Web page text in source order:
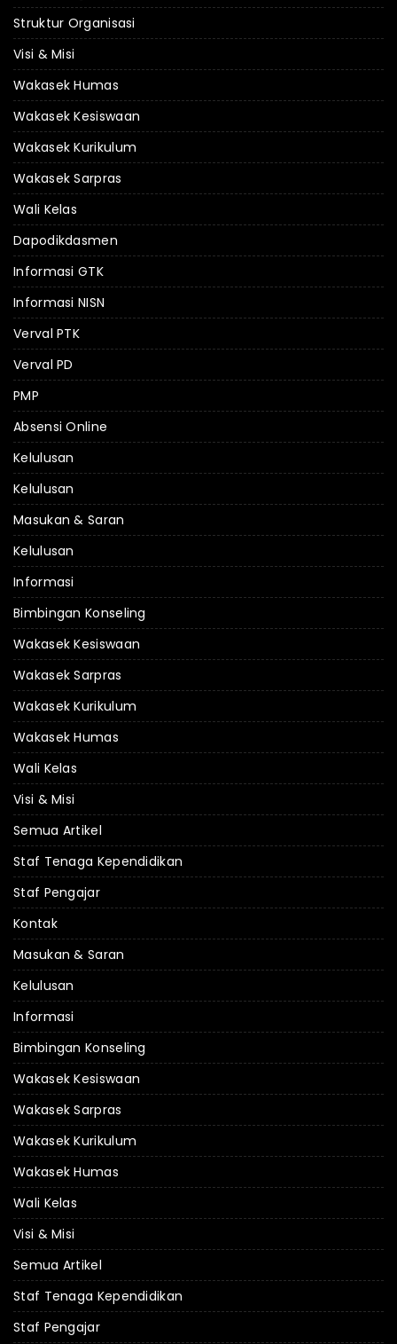
Struktur Organisasi
Visi & Misi
Wakasek Humas
Wakasek Kesiswaan
Wakasek Kurikulum
Wakasek Sarpras
Wali Kelas
Dapodikdasmen
Informasi GTK
Informasi NISN
Verval PTK
Verval PD
PMP
Absensi Online
Kelulusan
Kelulusan
Masukan & Saran
Kelulusan
Informasi
Bimbingan Konseling
Wakasek Kesiswaan
Wakasek Sarpras
Wakasek Kurikulum
Wakasek Humas
Wali Kelas
Visi & Misi
Semua Artikel
Staf Tenaga Kependidikan
Staf Pengajar
Kontak
Masukan & Saran
Kelulusan
Informasi
Bimbingan Konseling
Wakasek Kesiswaan
Wakasek Sarpras
Wakasek Kurikulum
Wakasek Humas
Wali Kelas
Visi & Misi
Semua Artikel
Staf Tenaga Kependidikan
Staf Pengajar